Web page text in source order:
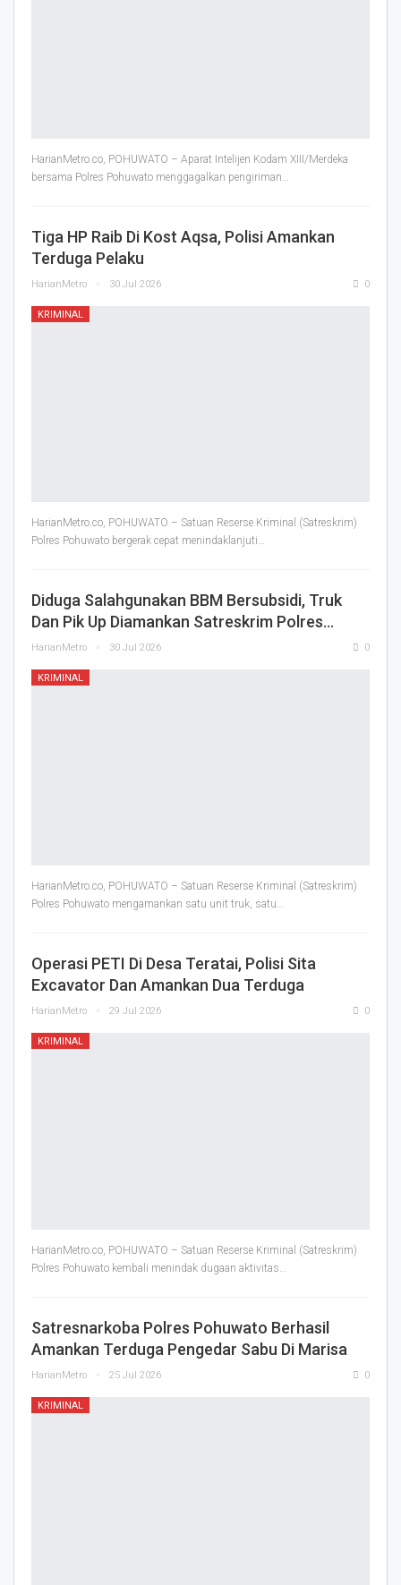
HarianMetro.co, POHUWATO – Aparat Intelijen Kodam XIII/Merdeka
bersama Polres Pohuwato menggagalkan pengiriman…
Tiga HP Raib Di Kost Aqsa, Polisi Amankan
Terduga Pelaku
HarianMetro 30 Jul 2026 0
KRIMINAL
HarianMetro.co, POHUWATO – Satuan Reserse Kriminal (Satreskrim)
Polres Pohuwato bergerak cepat menindaklanjuti…
Diduga Salahgunakan BBM Bersubsidi, Truk
Dan Pik Up Diamankan Satreskrim Polres…
HarianMetro 30 Jul 2026 0
KRIMINAL
HarianMetro.co, POHUWATO – Satuan Reserse Kriminal (Satreskrim)
Polres Pohuwato mengamankan satu unit truk, satu…
Operasi PETI Di Desa Teratai, Polisi Sita
Excavator Dan Amankan Dua Terduga
HarianMetro 29 Jul 2026 0
KRIMINAL
HarianMetro.co, POHUWATO – Satuan Reserse Kriminal (Satreskrim)
Polres Pohuwato kembali menindak dugaan aktivitas
Satresnarkoba Polres Pohuwato Berhasil
Amankan Terduga Pengedar Sabu Di Marisa
HarianMetro 25 Jul 2026 0
KRIMINAL